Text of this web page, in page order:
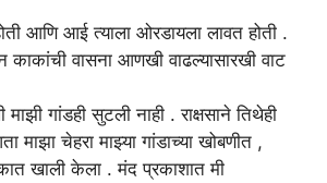
आणि आईत्याला ओरडायला लावत होती .
काकांचीवासना आणखी वाढल्यासारखी वाट
माझी गांडही सुटली नाही . राक्षसाने तिथेही
माझा चेहरा माझ्या गांडाच्या खोबणीत ,
खाली केला . मंद प्रकाशात मी